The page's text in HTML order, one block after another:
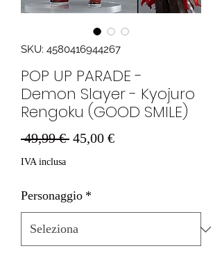
SKU: 4580416944267
POP UP PARADE -
Demon Slayer - Kyojuro
Rengoku (GOOD SMILE)
49,99 € Prezzo
45,00 €Prezzo
IVA inclusa
Personaggio *